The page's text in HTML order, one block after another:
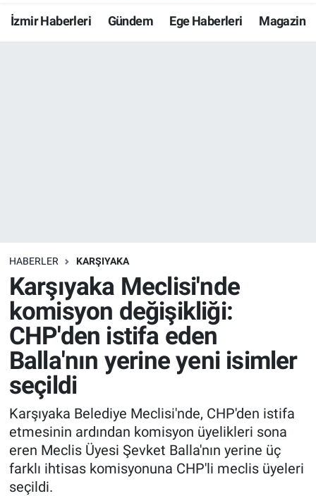
İzmir Haberleri Gündem Ege Haberleri Magazin
HABERLER KARŞIYAKA
Karşıyaka Meclisi'nde
komisyon değişikliği:
CHP'den istifa eden
Balla'nın yerine yeni isimler
seçildi
Karşıyaka Belediye Meclisi'nde, CHP'den istifa
etmesinin ardından komisyon üyelikleri sona
eren Meclis Üyesi Şevket Balla'nın yerine üç
farklı ihtisas komisyonuna CHP'li meclis üyeleri
seçildi.
Resmi İlanlar